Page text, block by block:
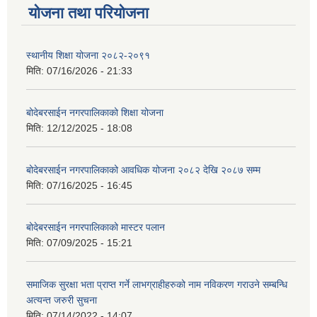
योजना तथा परियोजना
स्थानीय शिक्षा योजना २०८२-२०९१
मिति: 07/16/2026 - 21:33
बोदेबरसाईन नगरपालिकाको शिक्षा योजना
मिति: 12/12/2025 - 18:08
बोदेबरसाईन नगरपालिकाको आवधिक योजना २०८२ देखि २०८७ सम्म
मिति: 07/16/2025 - 16:45
बोदेबरसाईन नगरपालिकाको मास्टर पलान
मिति: 07/09/2025 - 15:21
समाजिक सुरक्षा भता प्राप्त गर्ने लाभग्राहीहरुको नाम नविकरण गराउने सम्बन्धि
अत्यन्त जरुरी सुचना